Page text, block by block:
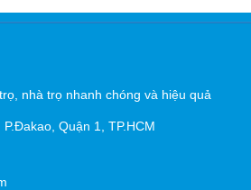
nhà trọ nhanh chóng và hiệu quả
Quận 1, TP.HCM